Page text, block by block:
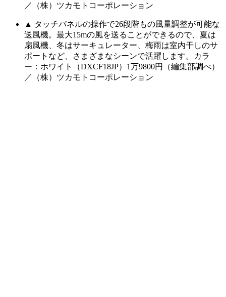
／（株）ツカモトコーポレーション
▲ タッチパネルの操作で26段階もの風量調整が可能な
送風機。最大15mの風を送ることができるので、夏は
扇風機、冬はサーキュレーター、梅雨は室内干しのサ
ポートなど、さまざまなシーンで活躍します。カラ
ー：ホワイト（DXCF18JP）1万9800円（編集部調べ）
／（株）ツカモトコーポレーション